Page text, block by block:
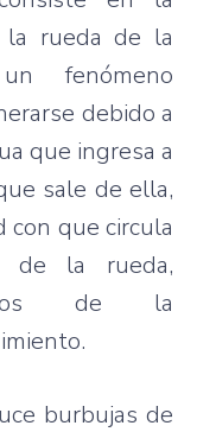
la rueda de la
fenómeno
debido a
que ingresa a
sale de ella,
con que circula
de la rueda,
de la
burbujas de